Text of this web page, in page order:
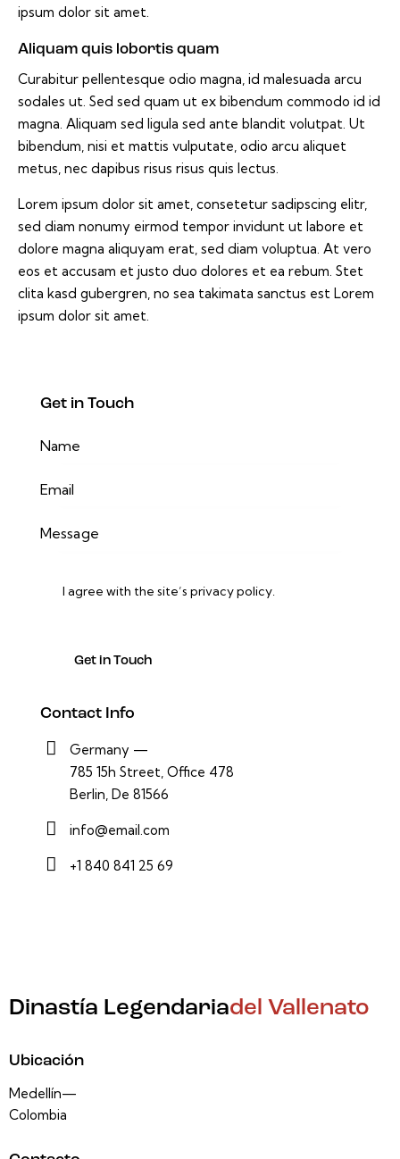
ipsum dolor sit amet.
Aliquam quis lobortis quam
Curabitur pellentesque odio magna, id malesuada arcu
sodales ut. Sed sed quam ut ex bibendum commodo id id
magna. Aliquam sed ligula sed ante blandit volutpat. Ut
bibendum, nisi et mattis vulputate, odio arcu aliquet
metus, nec dapibus risus risus quis lectus.
Lorem ipsum dolor sit amet, consetetur sadipscing elitr,
sed diam nonumy eirmod tempor invidunt ut labore et
dolore magna aliquyam erat, sed diam voluptua. At vero
eos et accusam et justo duo dolores et ea rebum. Stet
clita kasd gubergren, no sea takimata sanctus est Lorem
ipsum dolor sit amet.
Get in Touch
I agree with the site’sprivacy policy
Contact Info
Germany —
785 15h Street, Office 478
Berlin, De 81566
info@email.com
+1 840 841 25 69
Dinastía Legendariadel Vallenato
Ubicación
Medellín—
Colombia